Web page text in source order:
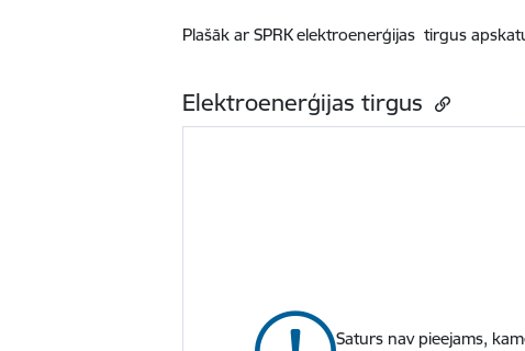
Plašāk ar SPRK elektroenerģijas tirgus
Elektroenerģijas tirgus
Saturs nav pieejams,